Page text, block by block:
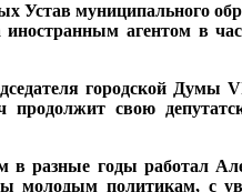
муниципального
агентом в
городской Думы
свою
в разные годы работал
молодым политикам, с